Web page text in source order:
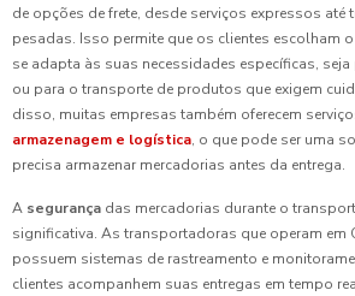
de opções de frete, desde serviços expressos até
pesadas. Isso permite que os clientes escolham
se adapta às suas necessidades específicas, seja
ou para o transporte de produtos que exigem
disso, muitas empresas também oferecem
armazenagem e logística, o que pode ser uma
precisa armazenar mercadorias antes da entrega.
A segurança das mercadorias durante o
significativa. As transportadoras que operam em
possuem sistemas de rastreamento e
clientes acompanhem suas entregas em tempo